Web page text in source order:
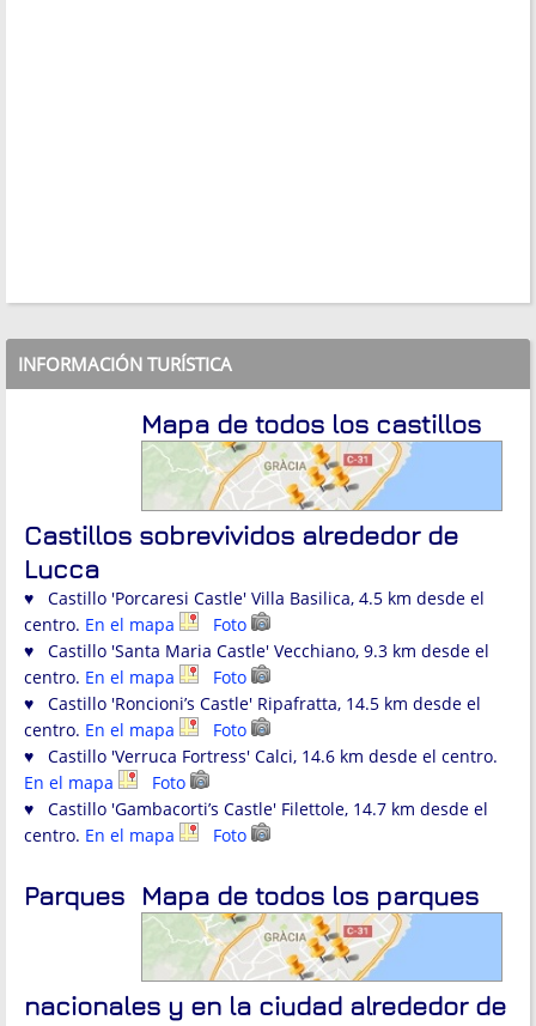
INFORMACIÓN TURÍSTICA
Mapa de todos los castillos
Castillos sobrevividos alrededor de
Lucca
♥ Castillo 'Porcaresi Castle' Villa Basilica, 4.5 km desde el
centro. En el mapa
Foto
♥ Castillo 'Santa Maria Castle' Vecchiano, 9.3 km desde el
centro. En el mapa
Foto
♥ Castillo 'Roncioni’s Castle' Ripafratta, 14.5 km desde el
centro. En el mapa
Foto
♥ Castillo 'Verruca Fortress' Calci, 14.6 km desde el centro.
En el mapa
Foto
♥ Castillo 'Gambacorti’s Castle' Filettole, 14.7 km desde el
centro. En el mapa Foto
Mapa de todos los parques
Parques
nacionales y en la ciudad alrededor de